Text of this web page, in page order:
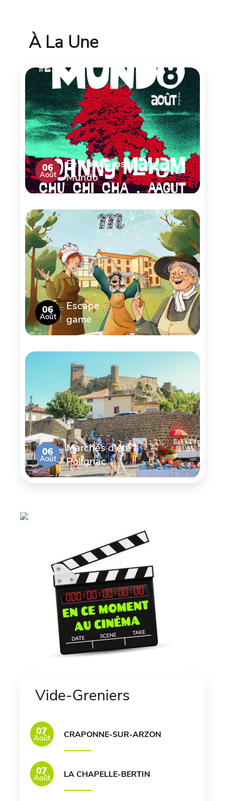
À La Une
06
Août
Festival Grosso
Mundo
06
Août
Escape
game
06
Août
Marchés d'été à
Polignac
Vide-Greniers
07
Août CRAPONNE-SUR-ARZON
07
Août LA CHAPELLE-BERTIN